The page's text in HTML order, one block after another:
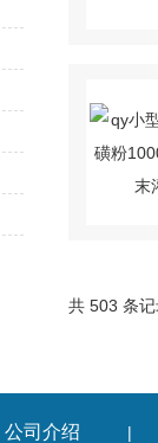
共 503 条
公司介绍 |